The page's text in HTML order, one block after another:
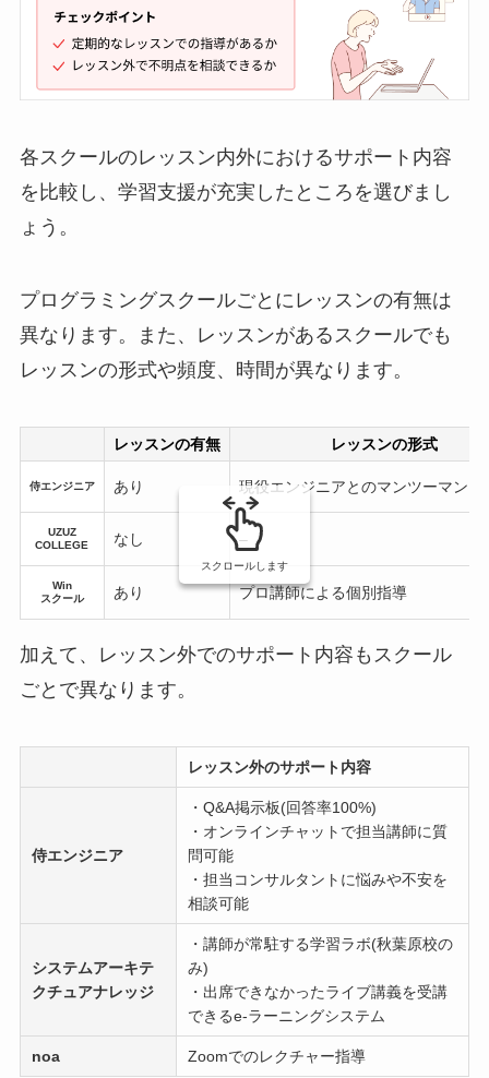
各スクールのレッスン内外におけるサポート内容
を比較し、学習支援が充実したところを選びまし
ょう。
プログラミングスクールごとにレッスンの有無は
異なります。また、レッスンがあるスクールでも
レッスンの形式や頻度、時間が異なります。
レッスンの有無 レッスンの形式
侍エンジニア あり 現役エンジニアとのマンツーマンレ
UZUZ
COLLEGE
なし –
Win
スクール
あり プロ講師による個別指導
スクロールします
加えて、レッスン外でのサポート内容もスクール
ごとで異なります。
レッスン外のサポート内容
侍エンジニア
・Q&A掲示板(回答率100%)
・オンラインチャットで担当講師に質
問可能
・担当コンサルタントに悩みや不安を
相談可能
システムアーキテ
クチュアナレッジ
・講師が常駐する学習ラボ(秋葉原校の
み)
・出席できなかったライブ講義を受講
できるe-ラーニングシステム
noa Zoomでのレクチャー指導